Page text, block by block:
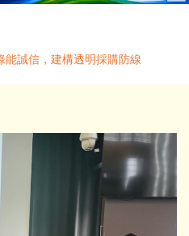
能誠信，建構透明採購防線